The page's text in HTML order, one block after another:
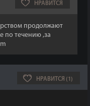
НРАВИТСЯ
продолжают
по течению ,за
НРАВИТСЯ (1)